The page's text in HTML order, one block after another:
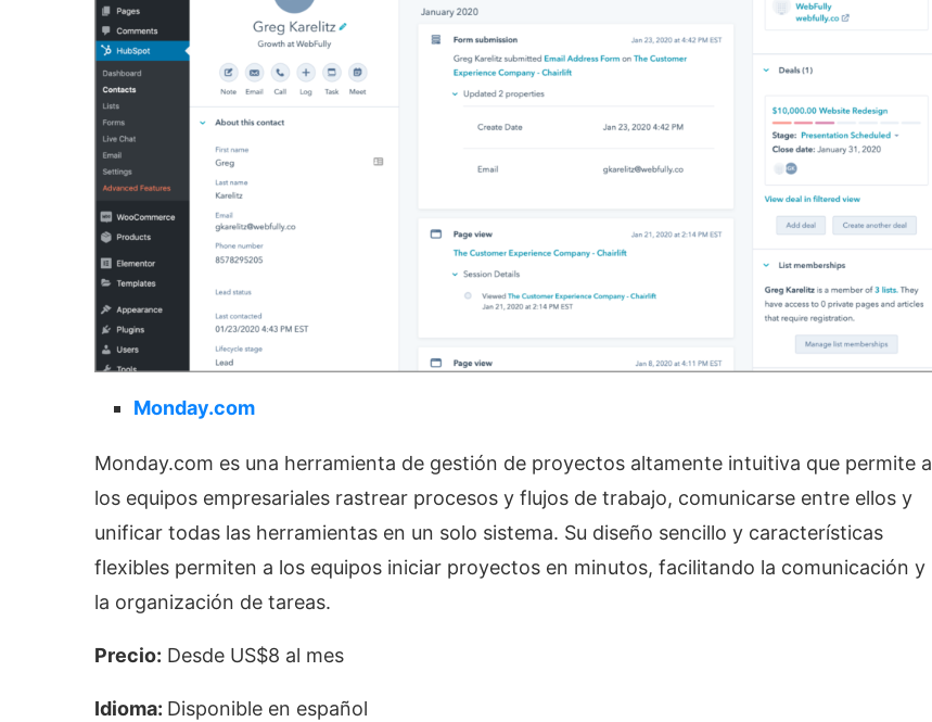
Monday.com
Monday.com es una herramienta de gestión de proyectos altamente intuitiva que permite a
los equipos empresariales rastrear procesos y flujos de trabajo, comunicarse entre ellos y
unificar todas las herramientas en un solo sistema. Su diseño sencillo y características
flexibles permiten a los equipos iniciar proyectos en minutos, facilitando la comunicación y
la organización de tareas.
Precio: Desde US$8 al mes
Idioma: Disponible en español